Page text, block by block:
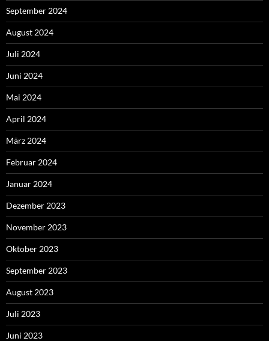
September 2024
August 2024
Juli 2024
Juni 2024
Mai 2024
April 2024
März 2024
Februar 2024
Januar 2024
Dezember 2023
November 2023
Oktober 2023
September 2023
August 2023
Juli 2023
Juni 2023